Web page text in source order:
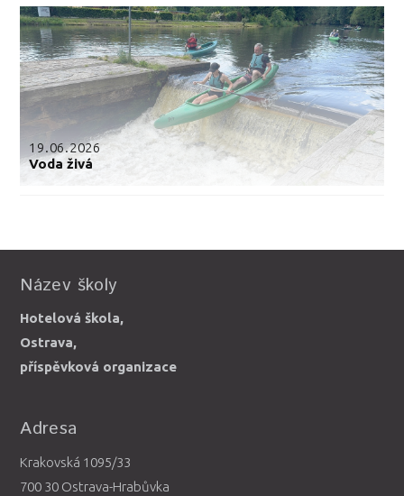
19.06.2026
Voda živá
Název školy
Hotelová škola,
Ostrava,
příspěvková organizace
Adresa
Krakovská 1095/33
700 30 Ostrava-Hrabůvka